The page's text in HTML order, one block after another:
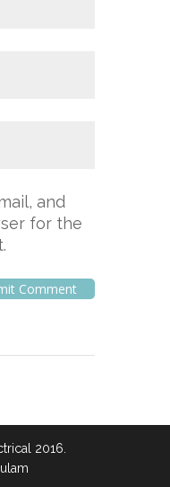
and
for the
2016.